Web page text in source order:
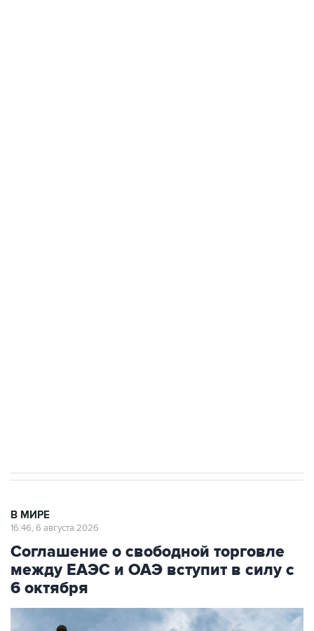
В МИРЕ
16:46, 6 августа 2026
Соглашение о свободной торговле
между ЕАЭС и ОАЭ вступит в силу с
6 октября